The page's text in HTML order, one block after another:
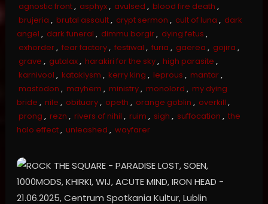
agnostic front, asphyx, avulsed , blood fire death ,
brujeria , brutal assault, crypt sermon , cult of luna , dark
angel , dark funeral , dimmu borgir, dying fetus ,
exhorder, fear factory, festiwal , furia , gaerea , gojira ,
grave , gutalax, harakiri for the sky, high parasite ,
karnivool , kataklysm , kerry king , leprous , mantar,
mastodon , mayhem , ministry, monolord , my dying
bride , nile , obituary, opeth , orange goblin , overkill ,
prong , rezn , rivers of nihil , ruim , sigh , suffocation , the
halo effect, unleashed , wayfarer